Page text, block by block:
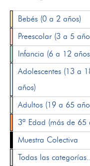
Bebés (0 a 2 años)
Preescolar (3 a 5
Infancia (6 a 12
Adolescentes (13 a
años)
Adultos (19 a 65
3ª Edad (más de 65
Muestra Colectiva
Todas las